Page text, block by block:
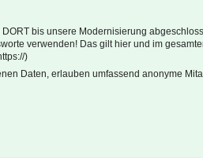
bis unsere Modernisierung
verwenden! Das gilt hier und im
)
Daten, erlauben umfassend anonyme